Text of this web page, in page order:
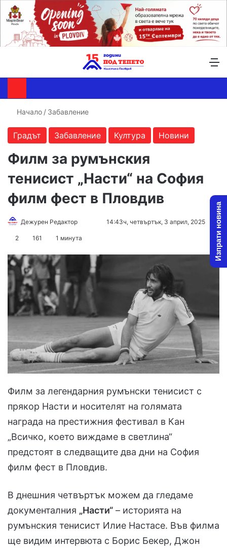
Начало / Забавление
Градът Забавление Култура Новини
Филм за румънския
тенисист „Насти“ на София
филм фест в Пловдив
Дежурен Редактор
Send14:43ч, четвъртък, 3 април, 2025
2 161 1 минута
Филм за легендарния румънски тенисист с
прякор Насти и носителят на голямата
награда на престижния фестивал в Кан
„Всичко, което виждаме в светлина“
предстоят в следващите два дни на София
филм фест в Пловдив.
В днешния четвъртък можем да гледаме
документалния „Насти“ – историята на
румънския тенисист Илие Настасе. Във филма
ще видим интервюта с Борис Бекер, Джон
Изпрати новина